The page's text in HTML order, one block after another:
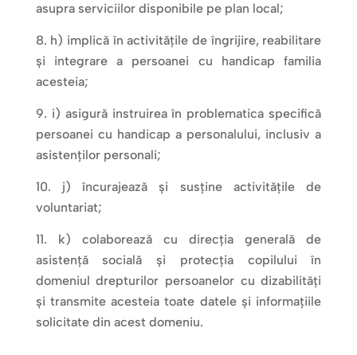
asupra serviciilor disponibile pe plan local;
h) implică în activitățile de îngrijire, reabilitare
și integrare a persoanei cu handicap familia
acesteia;
i) asigură instruirea în problematica specifică
persoanei cu handicap a personalului, inclusiv a
asistenților personali;
j) încurajează și susține activitățile de
voluntariat;
k) colaborează cu direcția generală de
asistență socială și protecția copilului în
domeniul drepturilor persoanelor cu dizabilități
și transmite acesteia toate datele și informațiile
solicitate din acest domeniu.